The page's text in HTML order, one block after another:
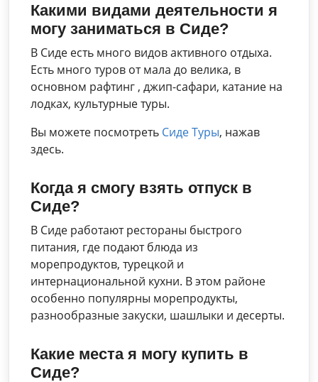
Какими видами деятельности я
могу заниматься в Сиде?
В Сиде есть много видов активного отдыха.
Есть много туров от мала до велика, в
основном рафтинг , джип-сафари, катание на
лодках, культурные туры.
Вы можете посмотреть Cиде Туры, нажав
здесь.
Когда я смогу взять отпуск в
Сиде?
В Сиде работают рестораны быстрого
питания, где подают блюда из
морепродуктов, турецкой и
интернациональной кухни. В этом районе
особенно популярны морепродукты,
разнообразные закуски, шашлыки и десерты.
Какие места я могу купить в
Сиде?